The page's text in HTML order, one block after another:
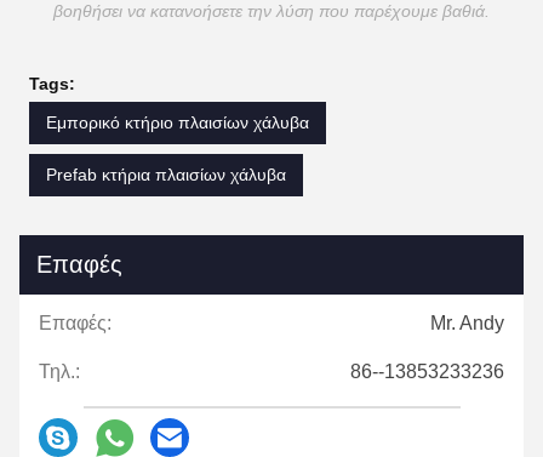
βοηθήσει να κατανοήσετε την λύση που παρέχουμε βαθιά.
Tags:
Εμπορικό κτήριο πλαισίων χάλυβα
Prefab κτήρια πλαισίων χάλυβα
Επαφές
Επαφές: Mr. Andy
Τηλ.: 86--13853233236